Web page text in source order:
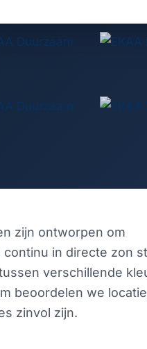
zijn ontworpen om
in directe zon
verschillende
beoordelen we
zinvol zijn.